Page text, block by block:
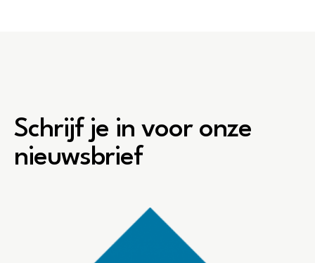
Schrijf je in voor onze
nieuwsbrief